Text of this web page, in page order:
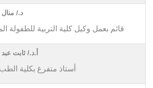
د./ منال
قائم بعمل وكيل كلية التربية للطفولة
أ.د./ ثابت عبد
أستاذ متفرغ بكلية